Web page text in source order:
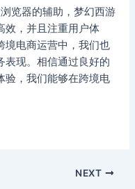
览器的辅助，梦幻西游
效，并且注重用户体
境电商运营中，我们也
表现。相信通过良好的
验，我们能够在跨境电
NEXT